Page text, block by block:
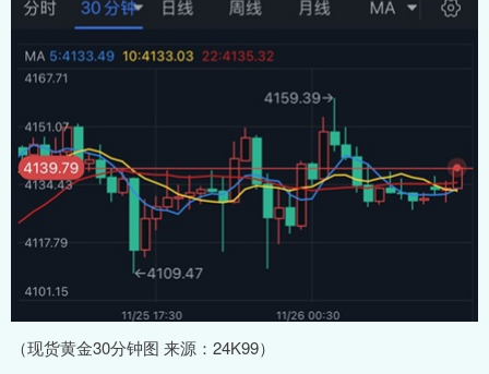
（现货黄金30分钟图 来源：24K99）